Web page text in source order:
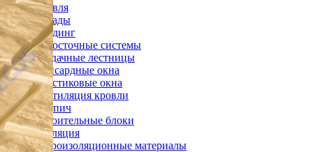
Кровля
Фасады
Сайдинг
Водосточные системы
Чердачные лестницы
Мансардные окна
Пластиковые окна
Вентиляция кровли
Кирпич
Строительные блоки
Изоляция
Гидроизоляционные материалы